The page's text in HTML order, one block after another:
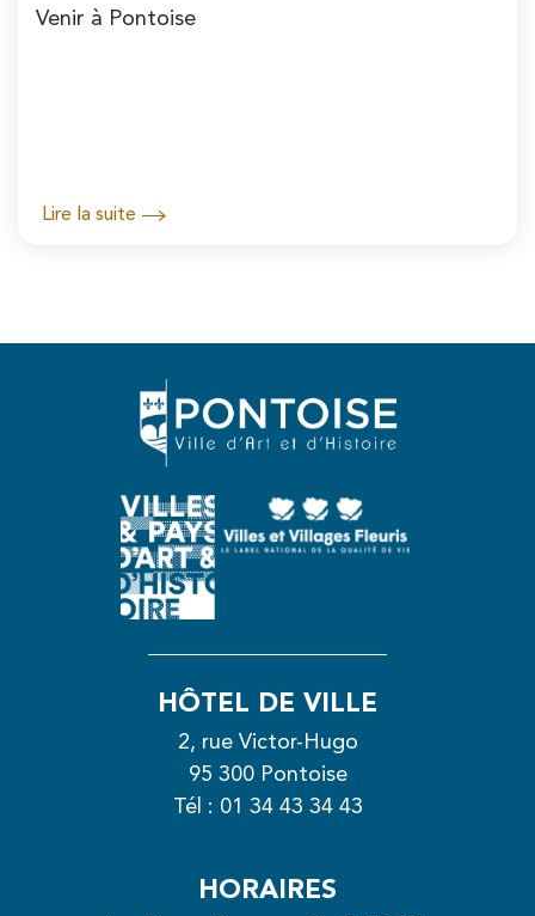
Venir à Pontoise
Lire la suite
HÔTEL DE VILLE
2, rue Victor-Hugo
95 300 Pontoise
Tél : 01 34 43 34 43
HORAIRES